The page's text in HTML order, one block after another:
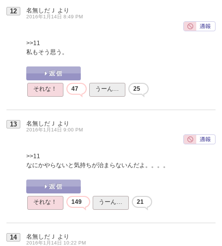
12 名無しだＪ より
2016年1月14日 8:49 PM
>>11
私もそう思う。
それな！ 47 うーん… 25
13 名無しだＪ より
2016年1月14日 9:00 PM
>>11
なにかやらないと気持ちが治まらないんだよ。。。。
それな！ 149 うーん… 21
14 名無しだＪ より
2016年1月14日 10:22 PM